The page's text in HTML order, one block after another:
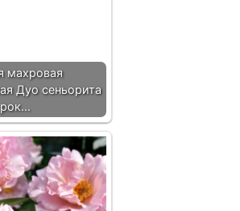
махровая
Дуо сеньорита